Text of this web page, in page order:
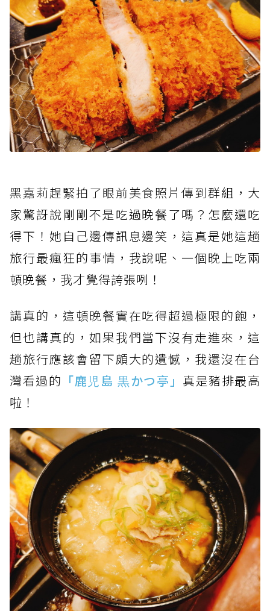
黑嘉莉趕緊拍了眼前美食照片傳到群組，大
家驚訝說剛剛不是吃過晚餐了嗎？怎麼還吃
得下！她自己邊傳訊息邊笑，這真是她這趟
旅行最瘋狂的事情，我說呢、一個晚上吃兩
頓晚餐，我才覺得誇張咧！
講真的，這頓晚餐實在吃得超過極限的飽，
但也講真的，如果我們當下沒有走進來，這
趟旅行應該會留下頗大的遺憾，我還沒在台
灣看過的 「鹿児島 黒かつ亭」 真是豬排最高
啦！